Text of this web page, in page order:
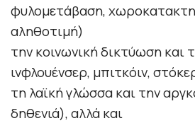
φυλομετάβαση,
αληθοτιμή)
την κοινωνική δικτύωση και
ινφλουένσερ, μπιτκόιν,
τη λαϊκή γλώσσα και την
δηθενιά), αλλά και